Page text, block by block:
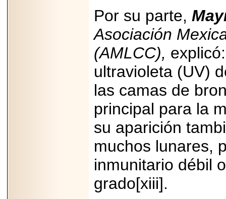
Por su parte,
Asociación
(AMLCC),
ultravioleta (UV)
las camas de
principal para la
su aparición
muchos lunares,
inmunitario débil
grado[xiii].